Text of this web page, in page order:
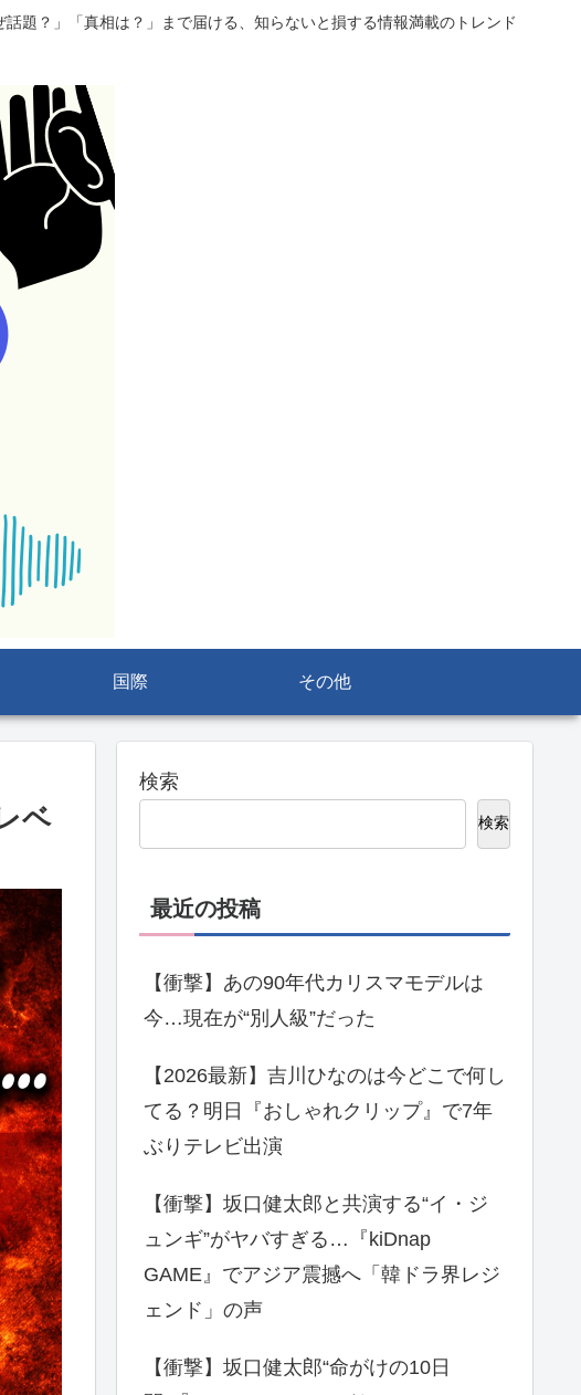
題？」「真相は？」まで届ける、知らないと損する情報満載のトレンド
国際 その他
ベ
検索
検索
最近の投稿
【衝撃】あの90年代カリスマモデルは
今…現在が“別人級”だった
【2026最新】吉川ひなのは今どこで何し
てる？明日『おしゃれクリップ』で7年
ぶりテレビ出演
【衝撃】坂口健太郎と共演する“イ・ジ
ュンギ”がヤバすぎる…『kiDnap
GAME』でアジア震撼へ「韓ドラ界レジ
ェンド」の声
【衝撃】坂口健太郎“命がけの10日